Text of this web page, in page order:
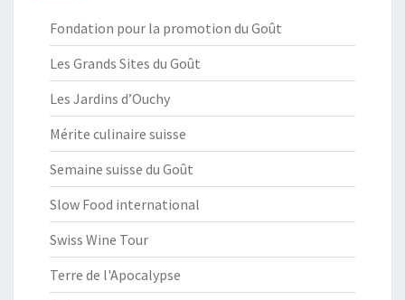
Fondation pour la promotion du Goût
Les Grands Sites du Goût
Les Jardins d’Ouchy
Mérite culinaire suisse
Semaine suisse du Goût
Slow Food international
Swiss Wine Tour
Terre de l'Apocalypse